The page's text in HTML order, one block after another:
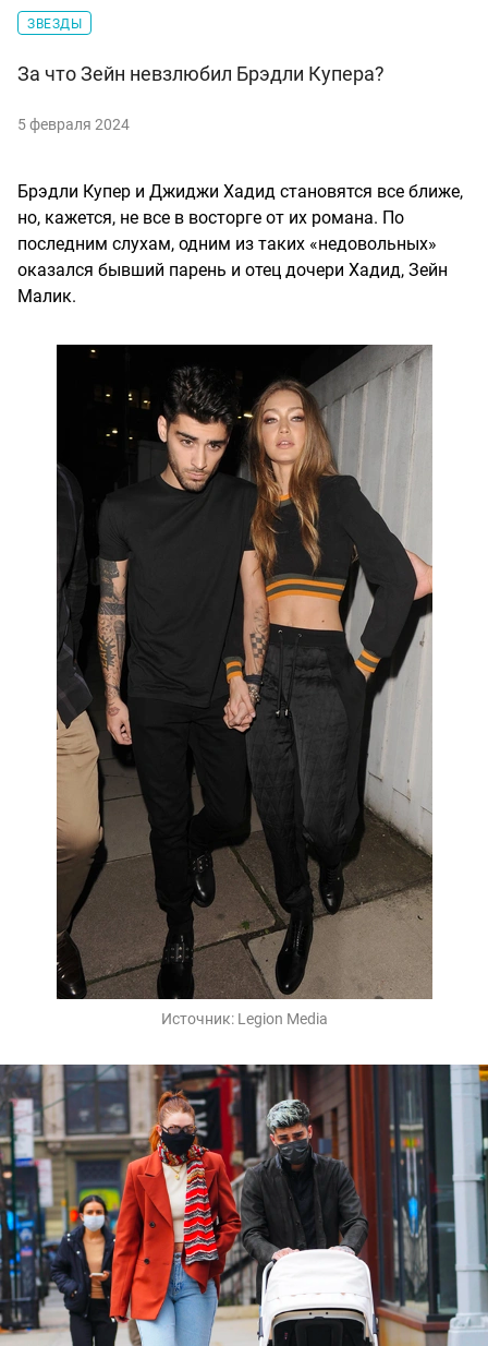
ЗВЕЗДЫ
За что Зейн невзлюбил Брэдли Купера?
5 февраля 2024
Брэдли Купер и Джиджи Хадид становятся все ближе,
но, кажется, не все в восторге от их романа. По
последним слухам, одним из таких «недовольных»
оказался бывший парень и отец дочери Хадид, Зейн
Малик.
Источник: Legion Media